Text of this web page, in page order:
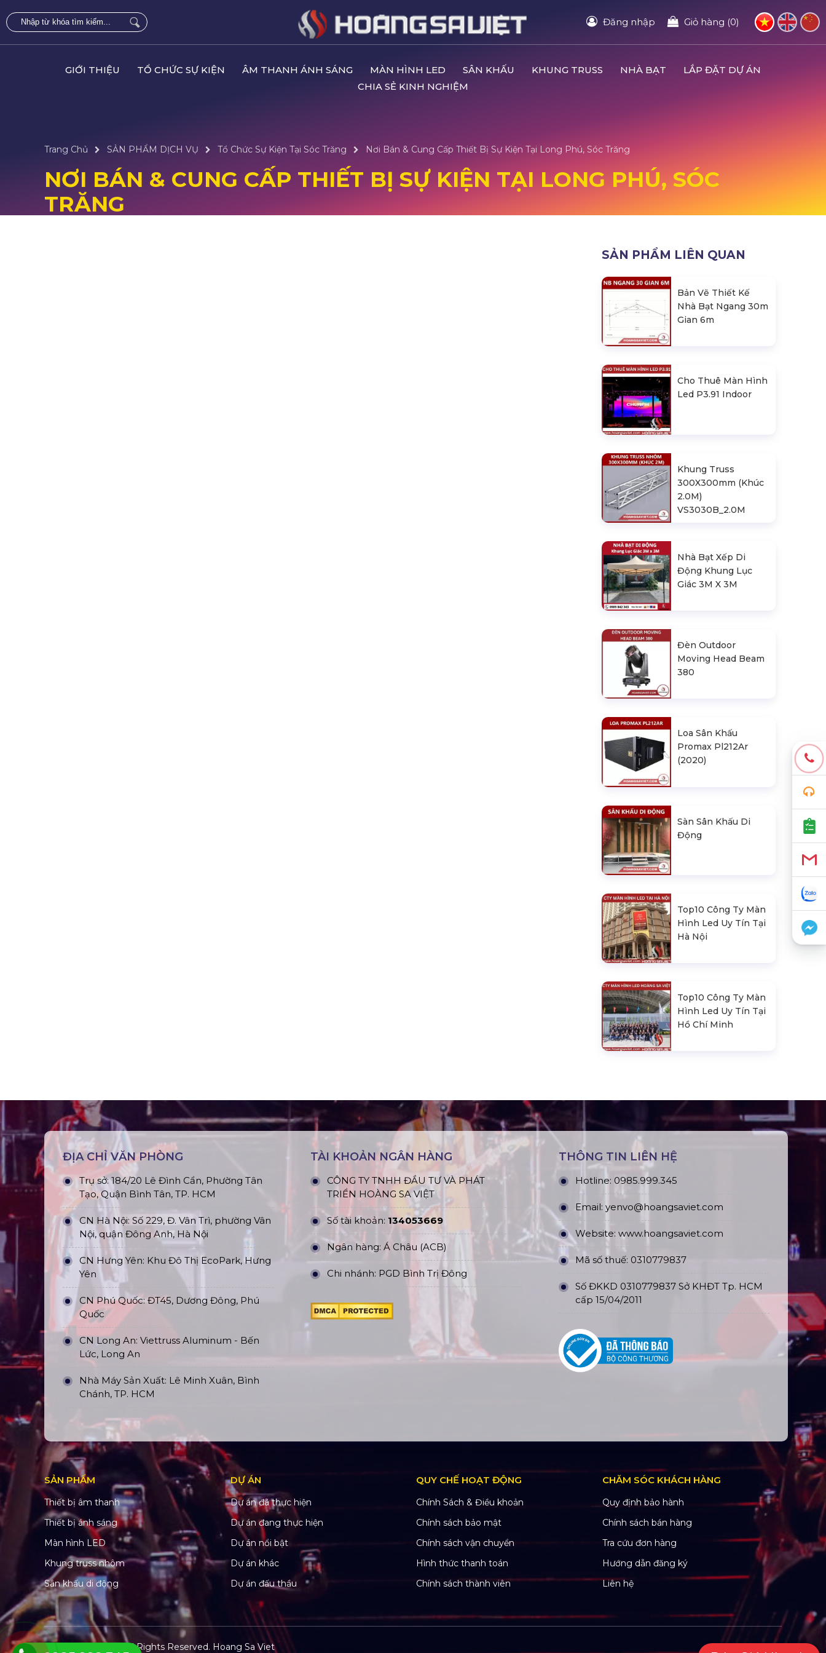
Đăng nhập Giỏ hàng (0)
GIỚI THIỆU TỔ CHỨC SỰ KIỆN ÂM THANH ÁNH SÁNG MÀN HÌNH LED SÂN KHẤU KHUNG TRUSS NHÀ BẠT
LẮP ĐẶT DỰ ÁN
CHIA SẺ KINH NGHIỆM
Trang Chủ SẢN PHẨM DỊCH VỤ Tổ Chức Sự Kiện Tại Sóc Trăng Nơi Bán & Cung Cấp Thiết Bị Sự Kiện Tại Long Phú, Sóc Trăng
NƠI BÁN & CUNG CẤP THIẾT BỊ SỰ KIỆN TẠI LONG PHÚ, SÓC
TRĂNG
SẢN PHẨM LIÊN QUAN
Bản Vẽ Thiết Kế
Nhà Bạt Ngang 30m
Gian 6m
Cho Thuê Màn Hình
Led P3.91 Indoor
Khung Truss
300X300mm (Khúc
2.0M)
VS3030B_2.0M
Nhà Bạt Xếp Di
Động Khung Lục
Giác 3M X 3M
Đèn Outdoor
Moving Head Beam
380
Loa Sân Khấu
Promax Pl212Ar
(2020)
Sàn Sân Khấu Di
Động
Top10 Công Ty Màn
Hình Led Uy Tín Tại
Hà Nội
Top10 Công Ty Màn
Hình Led Uy Tín Tại
Hồ Chí Minh
ĐỊA CHỈ VĂN PHÒNG
Trụ sở: 184/20 Lê Đình Cẩn, Phường Tân
Tạo, Quận Bình Tân, TP. HCM
CN Hà Nội: Số 229, Đ. Vân Trì, phường Vân
Nội, quận Đông Anh, Hà Nội
CN Hưng Yên: Khu Đô Thị EcoPark, Hưng
Yên
CN Phú Quốc: ĐT45, Dương Đông, Phú
Quốc
CN Long An: Viettruss Aluminum - Bến
Lức, Long An
Nhà Máy Sản Xuất: Lê Minh Xuân, Bình
Chánh, TP. HCM
TÀI KHOẢN NGÂN HÀNG
CÔNG TY TNHH ĐẦU TƯ VÀ PHÁT
TRIỂN HOÀNG SA VIỆT
Số tài khoản: 134053669
Ngân hàng: Á Châu (ACB)
Chi nhánh: PGD Bình Trị Đông
THÔNG TIN LIÊN HỆ
Hotline: 0985.999.345
Email: yenvo@hoangsaviet.com
Website: www.hoangsaviet.com
Mã số thuế: 0310779837
Số ĐKKD 0310779837 Sở KHĐT Tp. HCM
cấp 15/04/2011
SẢN PHẨM
Thiết bị âm thanh
Thiết bị ánh sáng
Màn hình LED
Khung truss nhôm
Sân khấu di động
DỰ ÁN
Dự án đã thực hiện
Dự án đang thực hiện
Dự án nổi bật
Dự án khác
Dự án đấu thầu
QUY CHẾ HOẠT ĐỘNG
Chính Sách & Điều khoản
Chính sách bảo mật
Chính sách vận chuyển
Hình thức thanh toán
Chính sách thành viên
CHĂM SÓC KHÁCH HÀNG
Quy định bảo hành
Chính sách bán hàng
Tra cứu đơn hàng
Hướng dẫn đăng ký
Liên hệ
© Copyright 2022. All Rights Reserved. Hoang Sa Viet